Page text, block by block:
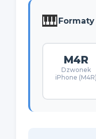
🎹
M4R
Dzwonek
iPhone (M4R)